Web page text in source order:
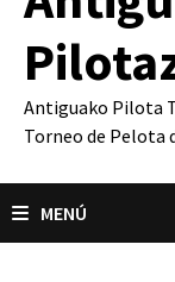
Antiguako Pilota
Torneo de Pelota
MENÚ